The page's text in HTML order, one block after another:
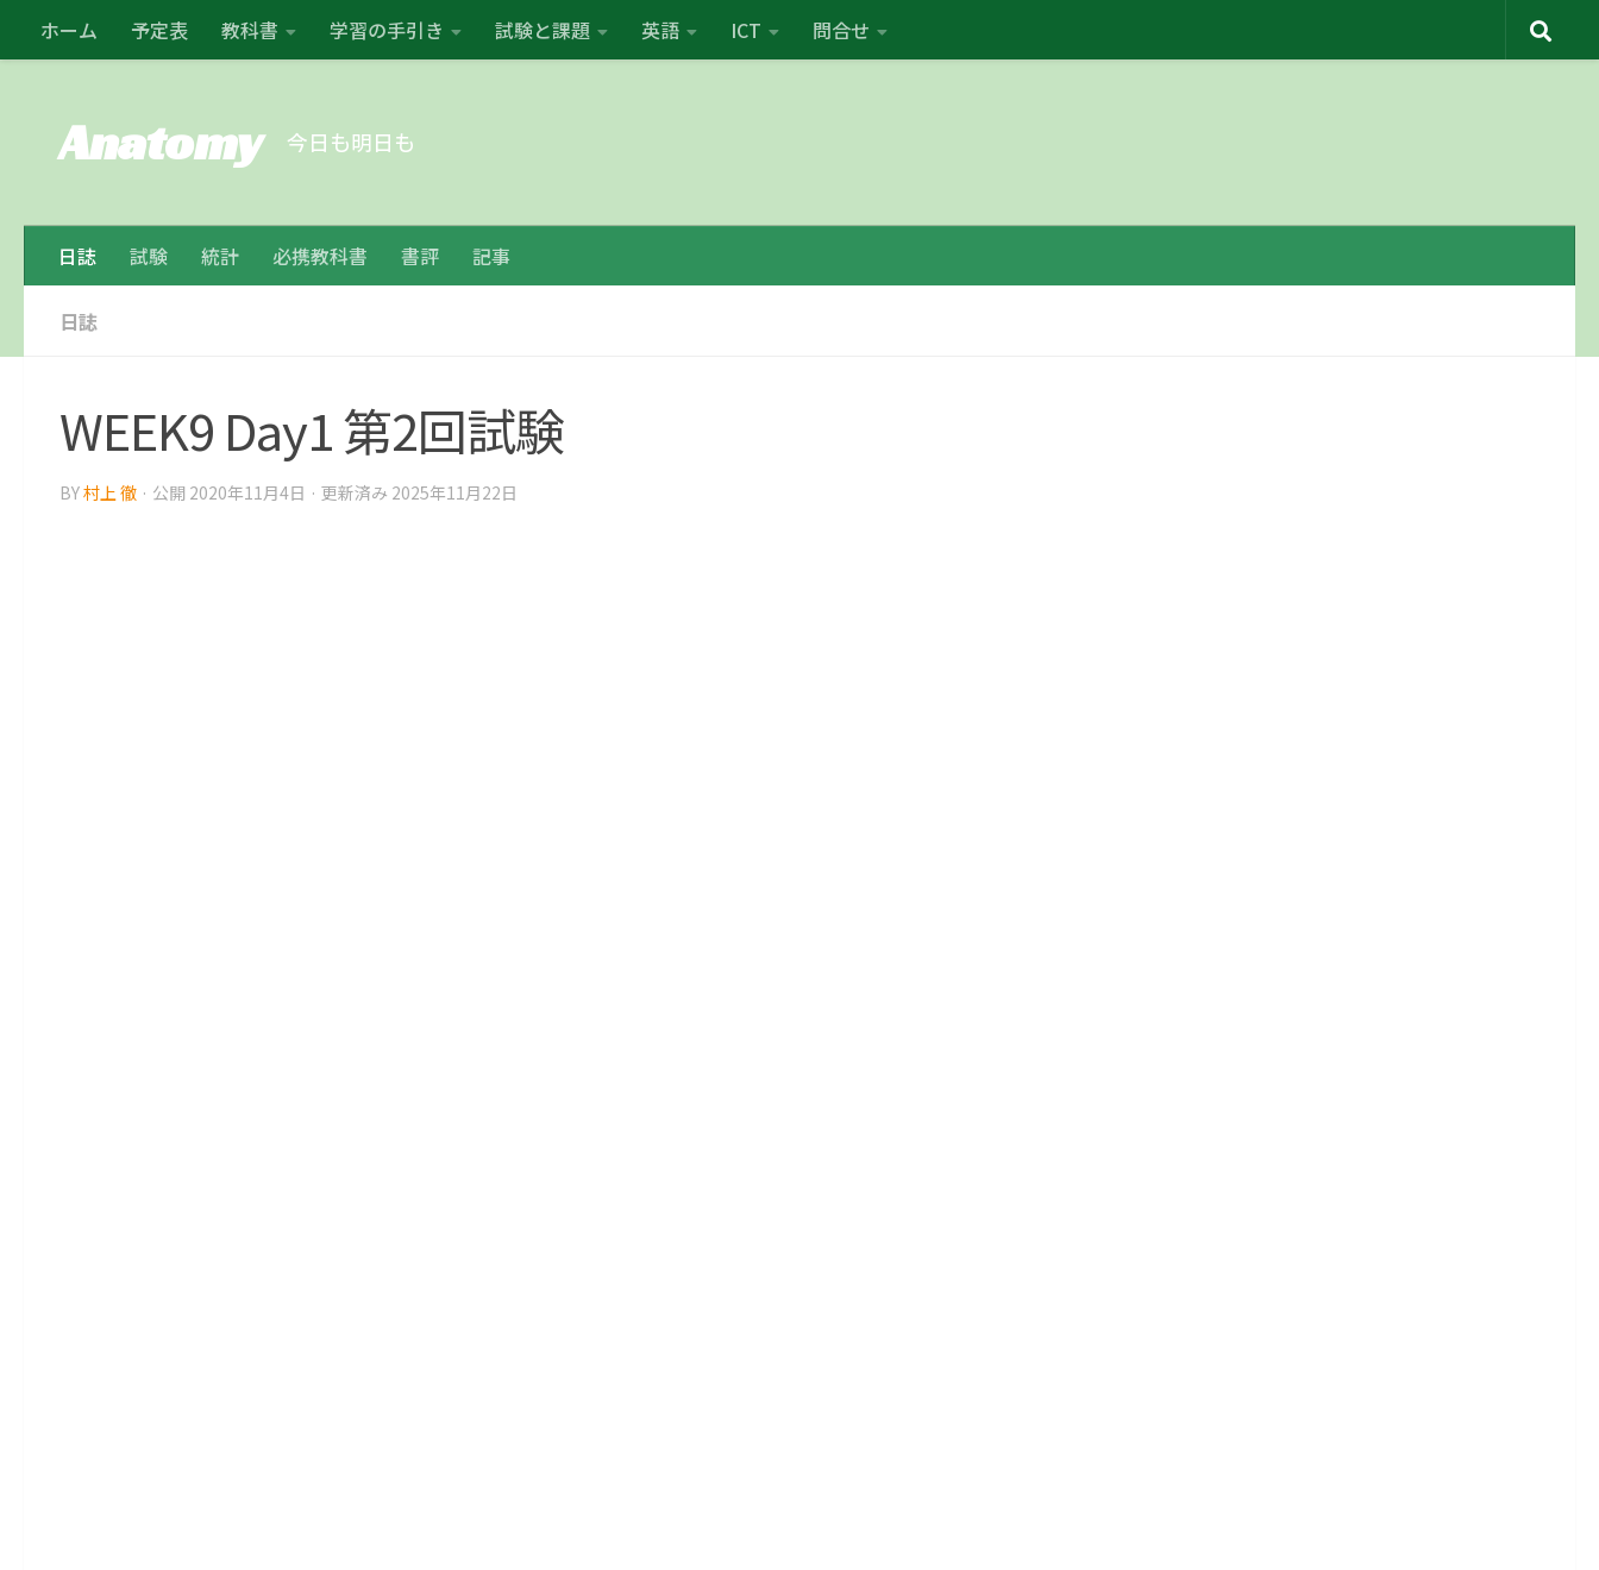
コンテンツの下
ホーム 予定表 教科書 学習の手引き 試験と課題 英語 ICT 問合せ
Anatomy 今日も明日も
日誌 試験 統計 必携教科書 書評 記事
日誌
WEEK9 Day1 第2回試験
BY村上 徹 · 公開 2020年11月4日 · 更新済み 2025年11月22日